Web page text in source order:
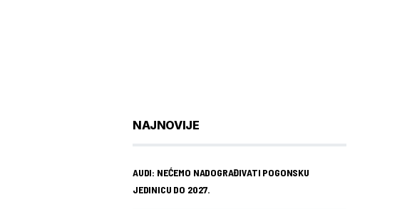
NAJNOVIJE
AUDI: NEĆEMO NADOGRAĐIVATI POGONSKU
JEDINICU DO 2027.